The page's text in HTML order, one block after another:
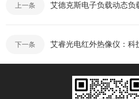
上一条 艾德克斯电子负载动态负
下一条 艾睿光电红外热像仪：科